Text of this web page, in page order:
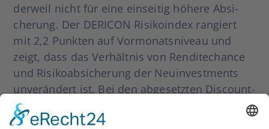
der­weil nicht für eine ein­sei­tig höhe­re Absi­
che­rung. Der DERICON Risi­ko­in­dex ran­giert
mit 2,2 Punk­ten auf Vor­mo­nats­ni­veau und
zeigt, dass das Ver­hält­nis von Ren­di­te­chan­ce
und Risi­ko­ab­si­che­rung der Neu­in­vest­ments
unver­än­dert ist. Bei den abge­setz­ten Dis­count­
zer­ti­fi­ka­ten steigt das Ren­di­te­po­ten­zi­al auf 7,5
Pro­zent (+ 0,8 Punk­te). Gleich­zei­tig ermög­li­